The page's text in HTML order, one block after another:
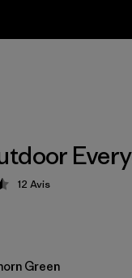
4.5 / 5
12 Avis
Green